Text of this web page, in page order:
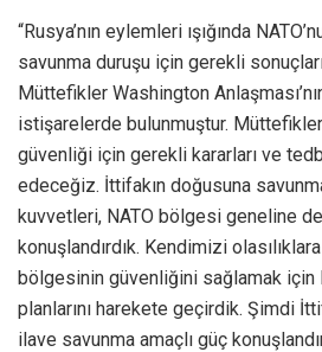
“Rusya’nın eylemleri ışığında
savunma duruşu için gerekli
Müttefikler Washington
istişarelerde bulunmuştur.
güvenliği için gerekli kararları ve
edeceğiz. İttifakın doğusuna
kuvvetleri, NATO bölgesi geneline
konuşlandırdık. Kendimizi
bölgesinin güvenliğini sağlamak için
planlarını harekete geçirdik. Şimdi
ilave savunma amaçlı güç